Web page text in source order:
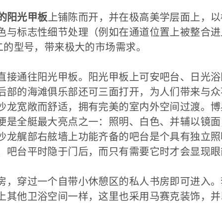
阳光甲板上铺陈而开，并在极高美学层面上，
与标志性细节处理（例如在通道位置上被整合
型号，带来极大的市场需求。
接通往阳光甲板。阳光甲板上可安吧台、日光
部的海滩俱乐部还可三面打开，为人们带来与
龙宽敞而舒适，拥有完美的室内外空间过渡。
是全艇最大亮点之一：照明、白色、并辅以镜
龙艉部右舷墙上功能齐备的吧台是个具有独立
台平时隐于门后，而只有需要它时才会显现眼
，穿过一个自带小休憩区的私人书房即可进入
其他卫浴空间一样，这里也采用马赛克装饰，